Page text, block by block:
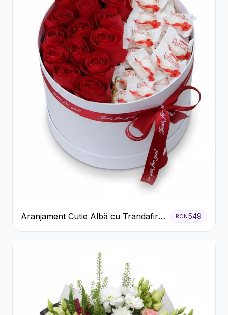
Aranjament Cutie Albă cu Trandafiri
Roșii și Raffaello
RON549